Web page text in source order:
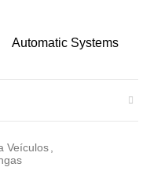
Automatic Systems
Veículos